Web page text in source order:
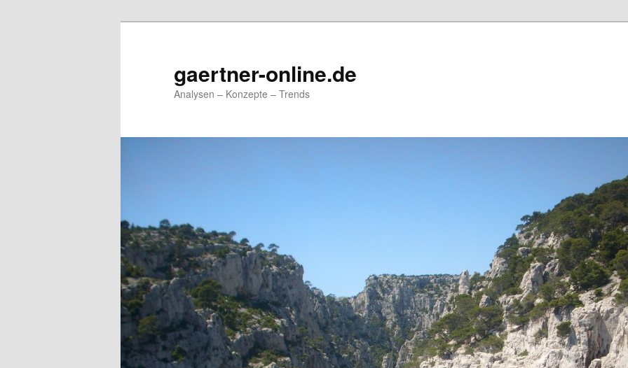
gaertner-online.de
Analysen – Konzepte – Trends